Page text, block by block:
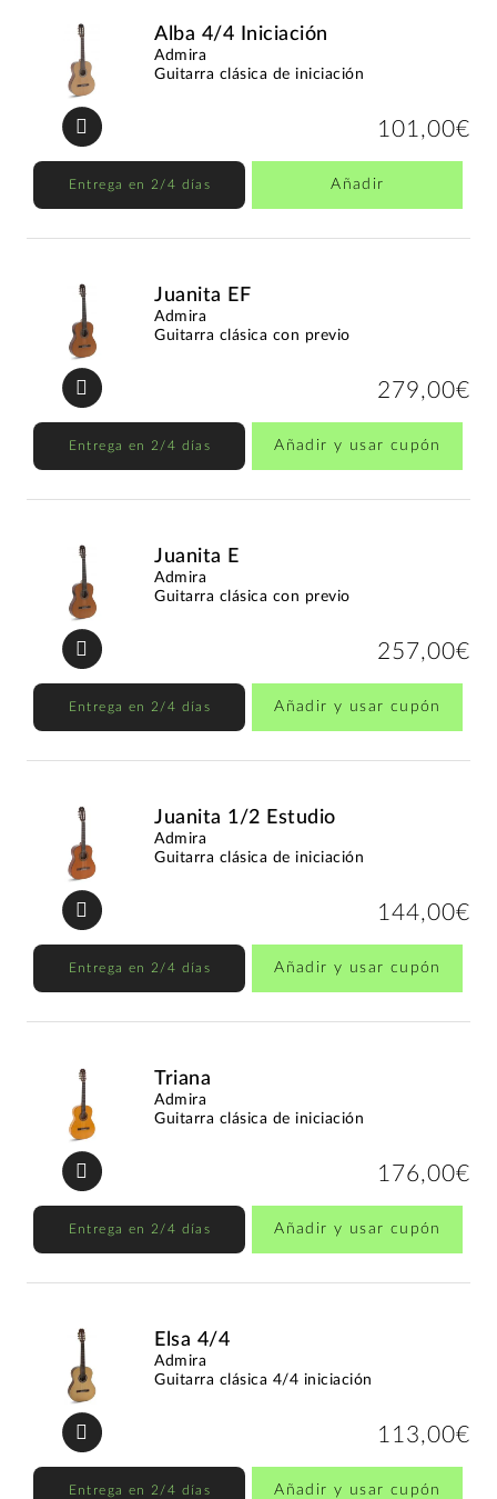
Alba 4/4 Iniciación
Admira
Guitarra clásica de iniciación
101,00€
Entrega en 2/4 días Añadir
Juanita EF
Admira
Guitarra clásica con previo
279,00€
Entrega en 2/4 días Añadir y usar cupón
Juanita E
Admira
Guitarra clásica con previo
257,00€
Entrega en 2/4 días Añadir y usar cupón
Juanita 1/2 Estudio
Admira
Guitarra clásica de iniciación
144,00€
Entrega en 2/4 días Añadir y usar cupón
Triana
Admira
Guitarra clásica de iniciación
176,00€
Entrega en 2/4 días Añadir y usar cupón
Elsa 4/4
Admira
Guitarra clásica 4/4 iniciación
113,00€
Entrega en 2/4 días Añadir y usar cupón